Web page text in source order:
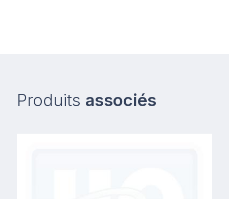
Produits associés